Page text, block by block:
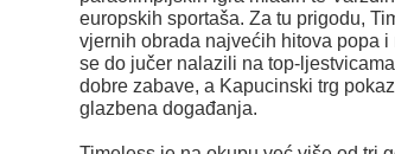
europskih sportaša. Za tu prigodu,
vjernih obrada najvećih hitova popa
se do jučer nalazili na top-
dobre zabave, a Kapucinski trg
glazbena događanja.